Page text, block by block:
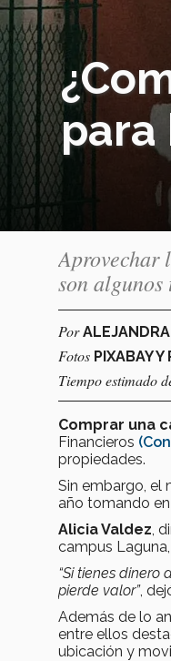
para
Aprovechar
son
Por
Fotos PIXABAY Y
Tiempo estimado
Comprar una
Financieros
propiedades.
Sin embargo, el
año tomando
Alicia Valdez ,
campus
“Si tienes
pierde valor”,
Además de lo
entre ellos
ubicación y